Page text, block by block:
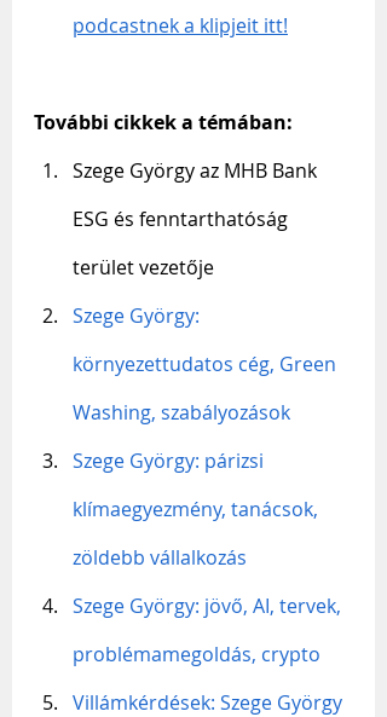
podcastnek a klipjeit itt!
További cikkek a témában:
Szege György az MHB Bank
ESG és fenntarthatóság
terület vezetője
Szege György:
környezettudatos cég, Green
Washing, szabályozások
Szege György: párizsi
klímaegyezmény, tanácsok,
zöldebb vállalkozás
Szege György: jövő, AI, tervek,
problémamegoldás, crypto
Villámkérdések: Szege György